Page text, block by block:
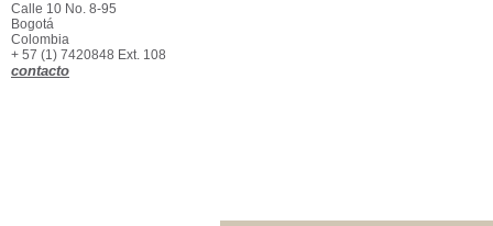
Calle 10 No. 8-95
Bogotá
Colombia
+ 57 (1) 7420848 Ext. 108
contacto